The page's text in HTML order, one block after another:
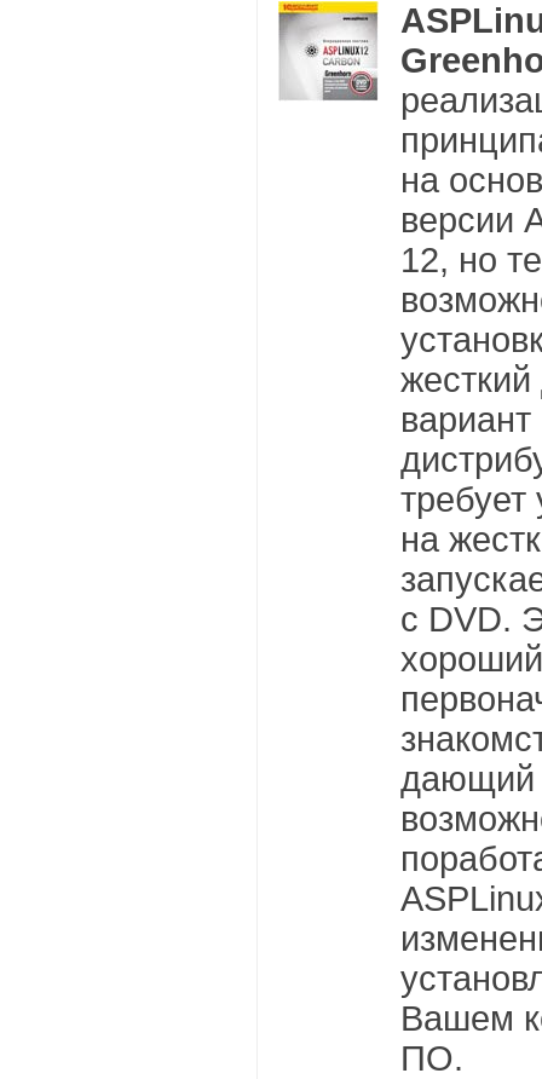
на
версии
12, но
жесткий
вариант
требует
на
с DVD.
дающий
Вашем
ПО.